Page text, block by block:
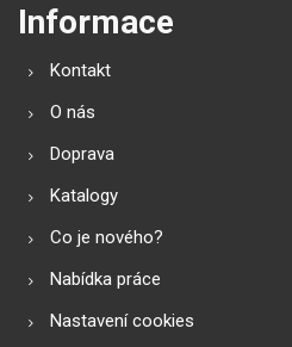
Informace
Kontakt
O nás
Doprava
Katalogy
Co je nového?
Nabídka práce
Nastavení cookies